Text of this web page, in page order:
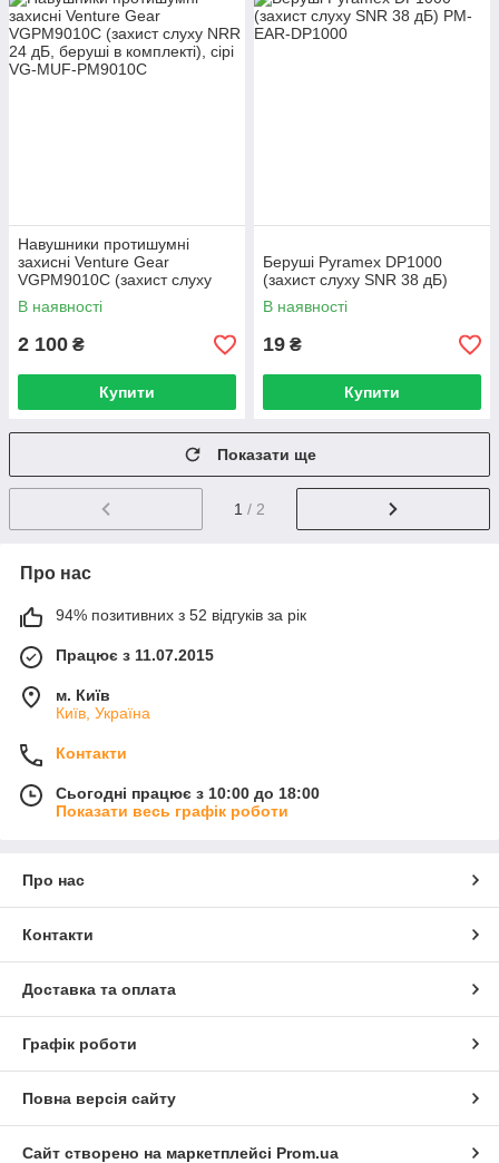
Навушники протишумні
захисні Venture Gear
VGPM9010C (захист слуху
NRR 24 дБ, беруші в
комплекті), сірі
В наявності
2 100 ₴
Купити
Беруші Pyramex DP1000
(захист слуху SNR 38 дБ)
В наявності
19 ₴
Купити
Показати ще
1 / 2
Про нас
94% позитивних з 52 відгуків за рік
Працює з 11.07.2015
м. Київ
Київ, Україна
Контакти
Сьогодні працює з 10:00 до 18:00
Показати весь графік роботи
Про нас
Контакти
Доставка та оплата
Графік роботи
Повна версія сайту
Сайт створено на маркетплейсі Prom.ua